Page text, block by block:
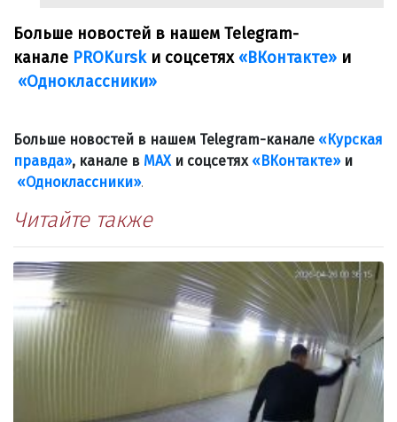
Больше новостей в нашем Telegram-
канале PROKurskи соцсетях «ВКонтакте» и
«Одноклассники»
Больше новостей в нашем Telegram-канале «Курская
правда», канале в МАХ и соцсетях «ВКонтакте»и
«Одноклассники».
Читайте также